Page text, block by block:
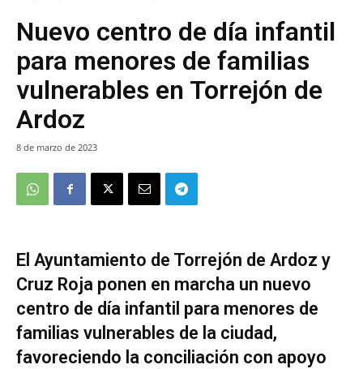
Nuevo centro de día infantil
para menores de familias
vulnerables en Torrejón de
Ardoz
8 de marzo de 2023
El Ayuntamiento de Torrejón de Ardoz y
Cruz Roja ponen en marcha un nuevo
centro de día infantil para menores de
familias vulnerables de la ciudad,
favoreciendo la conciliación con apoyo